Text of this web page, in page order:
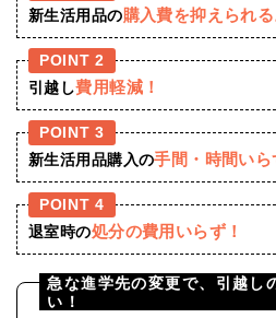
新生活用品の購入費を抑えられる
POINT 2
引越し費用軽減！
POINT 3
新生活用品購入の手間・時間いら
POINT 4
退室時の処分の費用いらず！
急な進学先の変更で、引越し
い！